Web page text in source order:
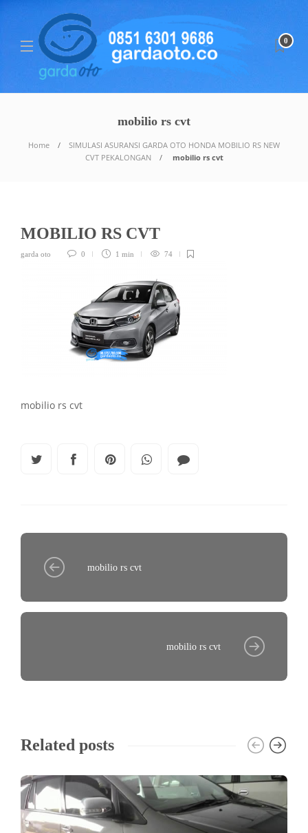
0
mobilio rs cvt
Home
SIMULASI ASURANSI GARDA OTO HONDA MOBILIO RS NEW
CVT PEKALONGAN
mobilio rs cvt
MOBILIO RS CVT
garda oto 0 1 min 74
mobilio rs cvt
mobilio rs cvt
mobilio rs cvt
Related posts